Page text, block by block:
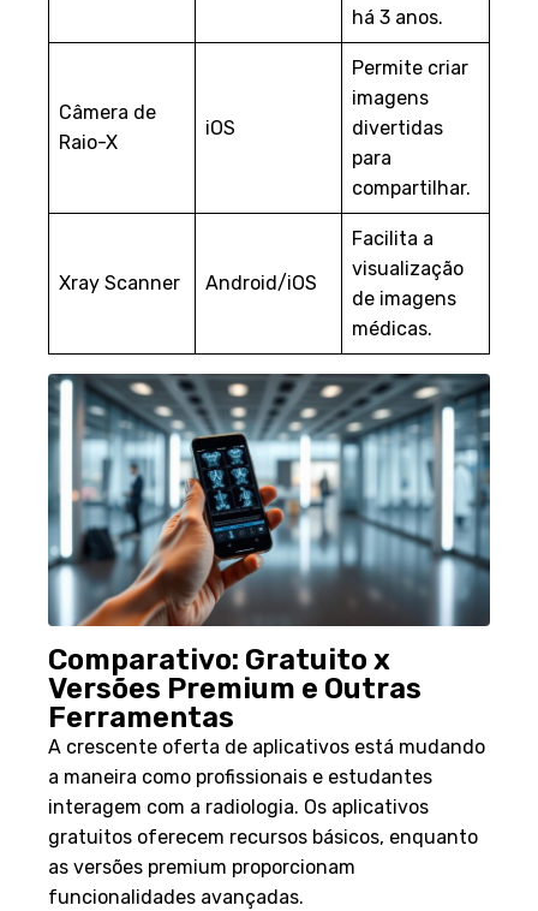
há 3 anos.
Câmera de
Raio-X
iOS
Permite criar
imagens
divertidas
para
compartilhar.
Xray Scanner Android/iOS
Facilita a
visualização
de imagens
médicas.
Comparativo: Gratuito x
Versões Premium e Outras
Ferramentas
A crescente oferta de aplicativos está mudando
a maneira como profissionais e estudantes
interagem com a radiologia. Os aplicativos
gratuitos oferecem recursos básicos, enquanto
as versões premium proporcionam
funcionalidades avançadas.